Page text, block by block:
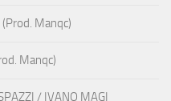
Manqc)
Manqc)
/ IVANO MAGI